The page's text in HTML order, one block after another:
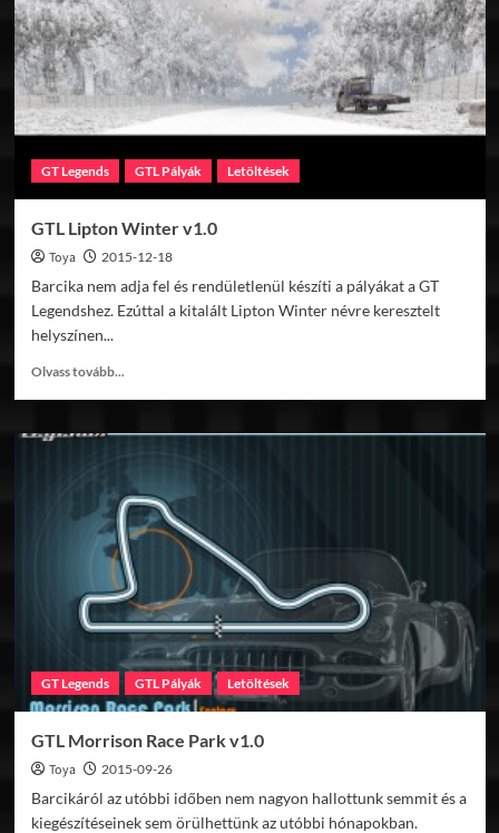
and
Hill
Road
v1.0
GT Legends GTL Pályák Letöltések
GTL Lipton Winter v1.0
Toya 2015-12-18
Barcika nem adja fel és rendületlenül készíti a pályákat a GT
Legendshez. Ezúttal a kitalált Lipton Winter névre keresztelt
helyszínen...
Olvass tovább...
GTL
v1.0
GT Legends GTL Pályák Letöltések
GTL Morrison Race Park v1.0
Toya 2015-09-26
Barcikáról az utóbbi időben nem nagyon hallottunk semmit és a
kiegészítéseinek sem örülhettünk az utóbbi hónapokban.